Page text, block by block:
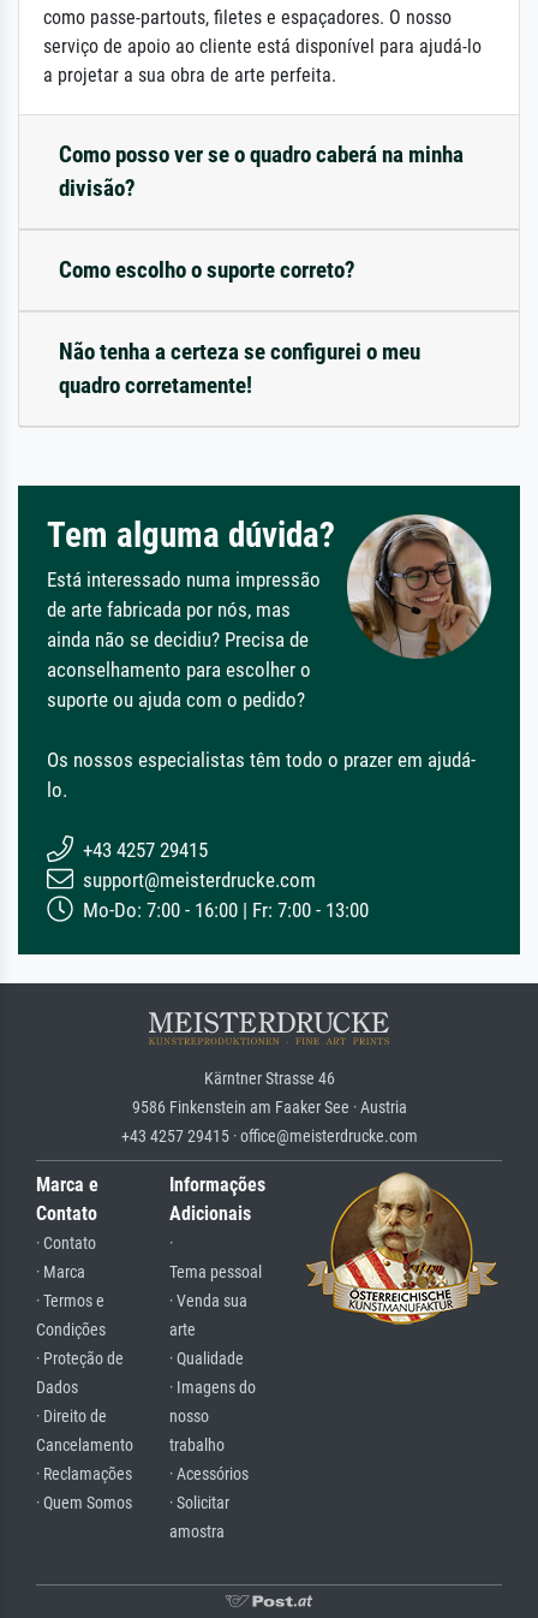
como passe-partouts, filetes e espaçadores. O nosso
serviço de apoio ao cliente está disponível para ajudá-lo
a projetar a sua obra de arte perfeita.
Como posso ver se o quadro caberá na minha
divisão?
Como escolho o suporte correto?
Não tenha a certeza se configurei o meu
quadro corretamente!
Tem alguma dúvida?
Está interessado numa impressão
de arte fabricada por nós, mas
ainda não se decidiu? Precisa de
aconselhamento para escolher o
suporte ou ajuda com o pedido?
Os nossos especialistas têm todo o prazer em ajudá-
lo.
+43 4257 29415
support@meisterdrucke.com
Mo-Do: 7:00 - 16:00 | Fr: 7:00 - 13:00
Kärntner Strasse 46
9586 Finkenstein am Faaker See · Austria
+43 4257 29415 · office@meisterdrucke.com
Marca e
Contato
· Contato
· Marca
· Termos e
Condições
· Proteção de
Dados
· Direito de
Cancelamento
· Reclamações
· Quem Somos
Informações
Adicionais
·
Tema pessoal
· Venda sua
arte
· Qualidade
· Imagens do
nosso
trabalho
· Acessórios
· Solicitar
amostra